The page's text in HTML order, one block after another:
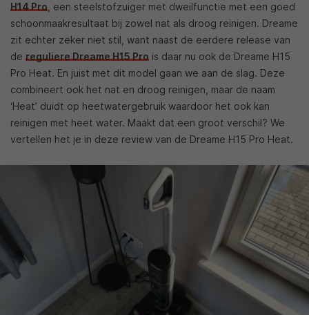
H14 Pro , een steelstofzuiger met dweilfunctie met een goed
schoonmaakresultaat bij zowel nat als droog reinigen. Dreame
zit echter zeker niet stil, want naast de eerdere release van
de reguliere Dreame H15 Pro is daar nu ook de Dreame H15
Pro Heat. En juist met dit model gaan we aan de slag. Deze
combineert ook het nat en droog reinigen, maar de naam
‘Heat’ duidt op heetwatergebruik waardoor het ook kan
reinigen met heet water. Maakt dat een groot verschil? We
vertellen het je in deze review van de Dreame H15 Pro Heat.